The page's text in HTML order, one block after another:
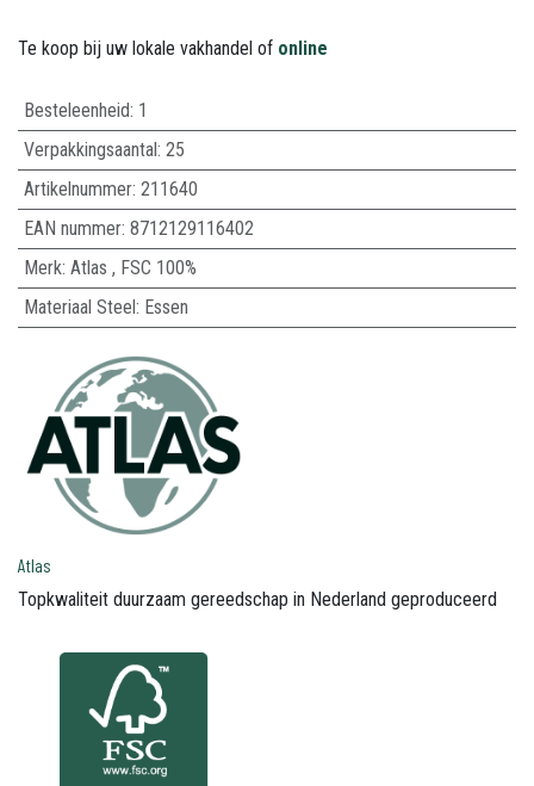
Te koop bij uw lokale vakhandel of online
Besteleenheid: 1
Verpakkingsaantal: 25
Artikelnummer: 211640
EAN nummer: 8712129116402
Merk: Atlas , FSC 100%
Materiaal Steel: Essen
Atlas
Topkwaliteit duurzaam gereedschap in Nederland geproduceerd